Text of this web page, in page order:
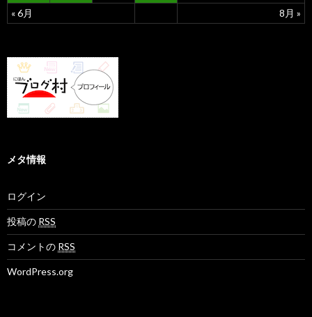
« 6月 8月 »
メタ情報
ログイン
投稿の RSS
コメントの RSS
WordPress.org